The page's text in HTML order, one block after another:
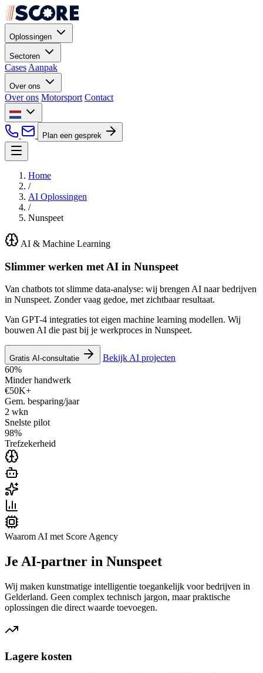
Oplossingen
Sectoren
Cases Aanpak
Over ons
Over ons Motorsport Contact
Plan een gesprek
Home
/
AI Oplossingen
/
Nunspeet
AI & Machine Learning
Slimmer werken met AI in Nunspeet
Van chatbots tot slimme data-analyse: wij brengen AI naar bedrijven
in Nunspeet. Zonder vaag gedoe, met zichtbaar resultaat.
Van GPT-4 integraties tot eigen machine learning modellen. Wij
bouwen AI die past bij je werkproces in Nunspeet.
Gratis AI-consultatie
Bekijk AI projecten
60%
Minder handwerk
€50K+
Gem. besparing/jaar
2 wkn
Snelste pilot
98%
Trefzekerheid
Waarom AI met Score Agency
Je AI-partner in Nunspeet
Wij maken kunstmatige intelligentie toegankelijk voor bedrijven in
Gelderland. Geen complex technisch jargon, maar praktische
oplossingen die direct waarde toevoegen.
Lagere kosten